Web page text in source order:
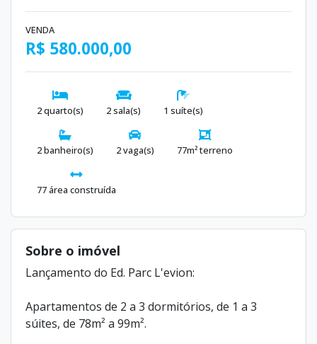
VENDA
R$ 580.000,00
2 quarto(s) 2 sala(s) 1 suíte(s)
2 banheiro(s) 2 vaga(s) 77m² terreno
77 área construída
Sobre o imóvel
Lançamento do Ed. Parc L'evion:
Apartamentos de 2 a 3 dormitórios, de 1 a 3
súites, de 78m² a 99m².